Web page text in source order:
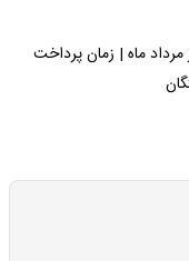
ماه | زمان پرداخت